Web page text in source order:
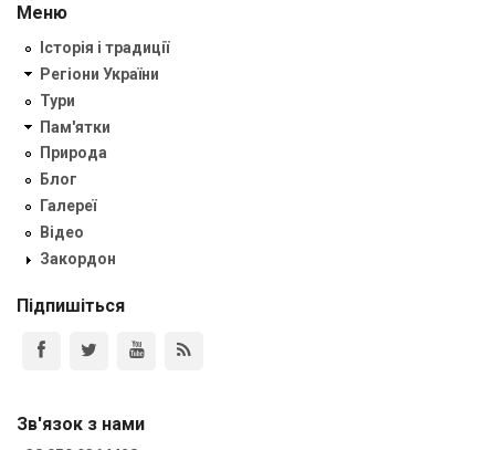
Меню
Історія і традиції
Регіони України
Тури
Пам'ятки
Природа
Блог
Галереї
Відео
Закордон
Підпишіться
Зв'язок з нами